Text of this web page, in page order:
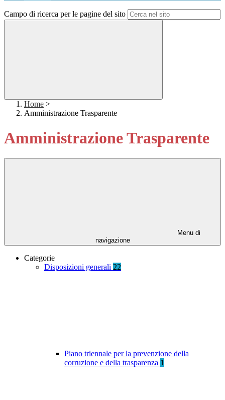
Campo di ricerca per le pagine del sito
Home >
Amministrazione Trasparente
Amministrazione Trasparente
Menu di
navigazione
Categorie
Disposizioni generali 22
Piano triennale per la prevenzione della
corruzione e della trasparenza 1